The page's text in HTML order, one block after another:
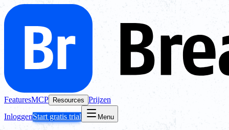
FeaturesMCP Resources Prijzen
InloggenStart gratis trial Menu